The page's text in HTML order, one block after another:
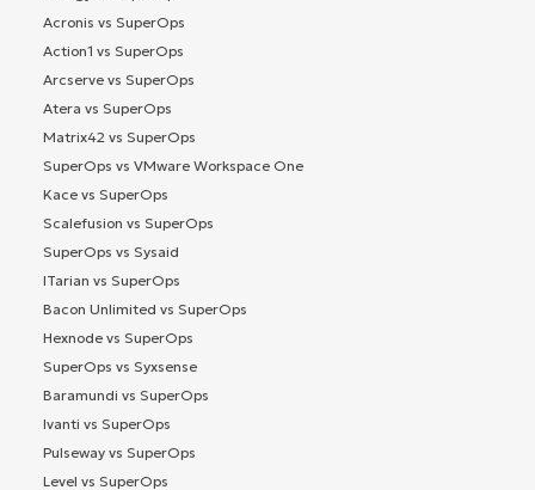
Acronis vs SuperOps
Action1 vs SuperOps
Arcserve vs SuperOps
Atera vs SuperOps
Matrix42 vs SuperOps
SuperOps vs VMware Workspace One
Kace vs SuperOps
Scalefusion vs SuperOps
SuperOps vs Sysaid
ITarian vs SuperOps
Bacon Unlimited vs SuperOps
Hexnode vs SuperOps
SuperOps vs Syxsense
Baramundi vs SuperOps
Ivanti vs SuperOps
Pulseway vs SuperOps
Level vs SuperOps